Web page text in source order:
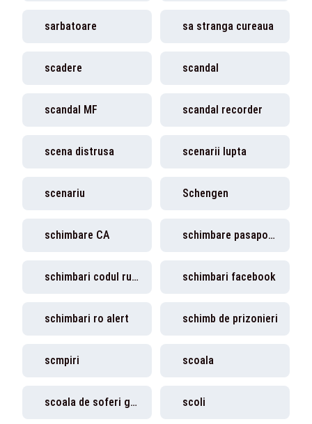
sarbatoare sa stranga cureaua
scadere scandal
scandal MF scandal recorder
scena distrusa scenarii lupta
scenariu Schengen
schimbare CA schimbare pasapoarte
schimbari codul rutier schimbari facebook
schimbari ro alert schimb de prizonieri
scmpiri scoala
scoala de soferi gratis scoli